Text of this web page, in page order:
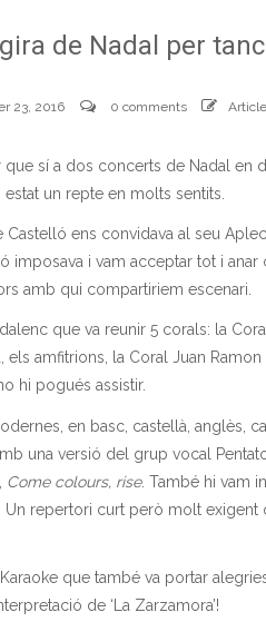
de Nadal per
23, 2016 0 comments Article
sí a dos concerts de Nadal en
un repte en molts sentits.
ens convidava al seu
imposava i vam acceptar tot i
amb qui compartiriem escenari.
que va reunir 5 corals: la
amfitrions, la Coral Juan
hi pogués assistir.
en basc, castellà, anglès,
una versió del grup vocal
Come colours, rise. També hi vam
Un repertori curt però molt exigent
que també va portar
de ‘La Zarzamora’!